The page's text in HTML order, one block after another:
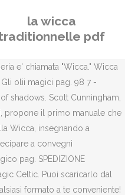
la wicca
pdf
e' chiamata "Wicca." Wicca
olii magici pag. 98 7 -
shadows. Scott Cunningham,
propone il primo manuale che
Wicca, insegnando a
a convegni
pag. SPEDIZIONE
Celtic. Puoi scaricarlo dal
formato a te conveniente!